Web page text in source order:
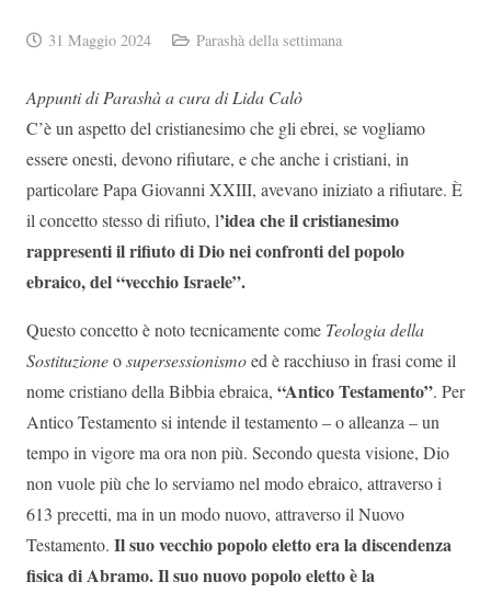
31 Maggio 2024 Parashà della settimana
Appunti di Parashà a cura di Lida Calò
C’è un aspetto del cristianesimo che gli ebrei, se vogliamo
essere onesti, devono rifiutare, e che anche i cristiani, in
particolare Papa Giovanni XXIII, avevano iniziato a rifiutare. È
il concetto stesso di rifiuto, l’idea che il cristianesimo
rappresenti il ​​rifiuto di Dio nei confronti del popolo
ebraico, del “vecchio Israele”.
Questo concetto è noto tecnicamente come Teologia della
Sostituzioneosupersessionismoed è racchiuso in frasi come il
nome cristiano della Bibbia ebraica, “Antico Testamento”. Per
Antico Testamento si intende il testamento – o alleanza – un
tempo in vigore ma ora non più. Secondo questa visione, Dio
non vuole più che lo serviamo nel modo ebraico, attraverso i
613 precetti, ma in un modo nuovo, attraverso il Nuovo
Testamento. Il suo vecchio popolo eletto era la discendenza
fisica di Abramo. Il suo nuovo popolo eletto è la